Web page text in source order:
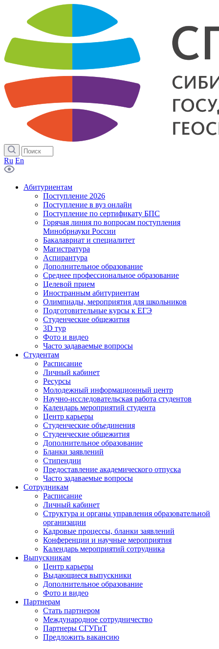
Ru En
Абитуриентам
Поступление 2026
Поступление в вуз онлайн
Поступление по сертификату БПС
Горячая линия по вопросам поступления
Минобрнауки России
Бакалавриат и специалитет
Магистратура
Аспирантура
Дополнительное образование
Среднее профессиональное образование
Целевой прием
Иностранным абитуриентам
Олимпиады, мероприятия для школьников
Подготовительные курсы к ЕГЭ
Студенческие общежития
3D тур
Фото и видео
Часто задаваемые вопросы
Студентам
Расписание
Личный кабинет
Ресурсы
Молодежный информационный центр
Научно-исследовательская работа студентов
Календарь мероприятий студента
Центр карьеры
Студенческие объединения
Студенческие общежития
Дополнительное образование
Бланки заявлений
Стипендии
Предоставление академического отпуска
Часто задаваемые вопросы
Сотрудникам
Расписание
Личный кабинет
Структура и органы управления образовательной
организации
Кадровые процессы, бланки заявлений
Конференции и научные мероприятия
Календарь мероприятий сотрудника
Выпускникам
Центр карьеры
Выдающиеся выпускники
Дополнительное образование
Фото и видео
Партнерам
Стать партнером
Международное сотрудничество
Партнеры СГУГиТ
Предложить вакансию